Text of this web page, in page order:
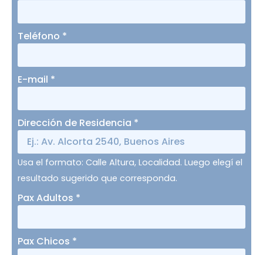
Teléfono *
E-mail *
Dirección de Residencia *
Usa el formato: Calle Altura, Localidad. Luego elegí el
resultado sugerido que corresponda.
Pax Adultos *
Pax Chicos *